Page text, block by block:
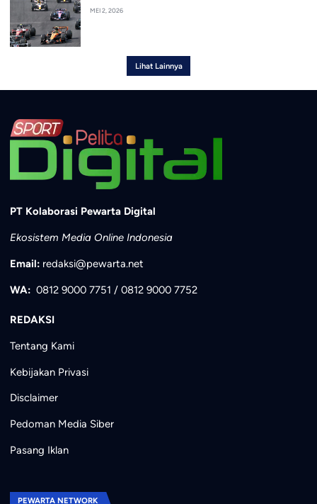
MEI 2, 2026
Lihat Lainnya
PT Kolaborasi Pewarta Digital
Ekosistem Media Online Indonesia
Email: redaksi@pewarta.net
WA: 0812 9000 7751 / 0812 9000 7752
REDAKSI
Tentang Kami
Kebijakan Privasi
Disclaimer
Pedoman Media Siber
Pasang Iklan
PEWARTA NETWORK